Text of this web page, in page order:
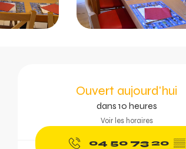
Ouvert aujourd'hui
dans 10 heures
Voir les horaires
04 50 73 20 ▒▒